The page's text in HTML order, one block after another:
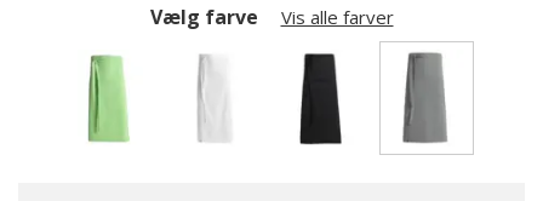
Vælg farve Vis alle farver